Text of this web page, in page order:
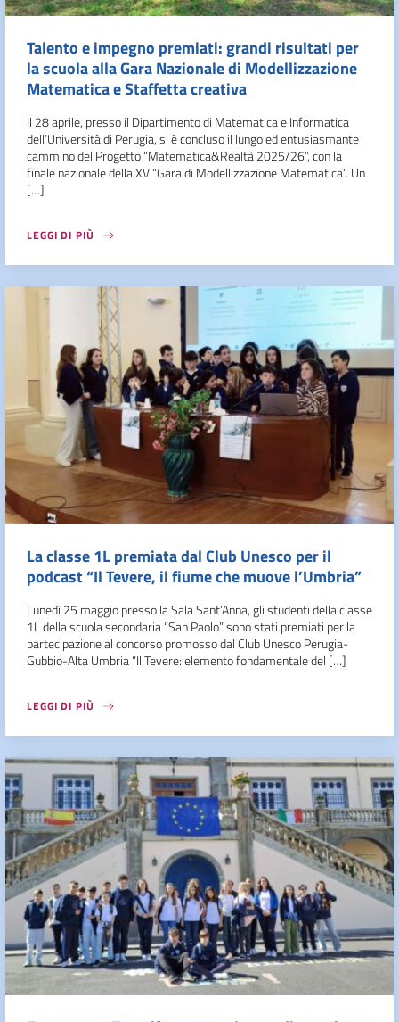
Talento e impegno premiati: grandi risultati per
la scuola alla Gara Nazionale di Modellizzazione
Matematica e Staffetta creativa
Il 28 aprile, presso il Dipartimento di Matematica e Informatica
dell’Università di Perugia, si è concluso il lungo ed entusiasmante
cammino del Progetto “Matematica&Realtà 2025/26”, con la
finale nazionale della XV “Gara di Modellizzazione Matematica”. Un
[…]
LEGGI DI PIÙ
La classe 1L premiata dal Club Unesco per il
podcast “Il Tevere, il fiume che muove l’Umbria”
Lunedì 25 maggio presso la Sala Sant’Anna, gli studenti della classe
1L della scuola secondaria “San Paolo” sono stati premiati per la
partecipazione al concorso promosso dal Club Unesco Perugia-
Gubbio-Alta Umbria “Il Tevere: elemento fondamentale del […]
LEGGI DI PIÙ